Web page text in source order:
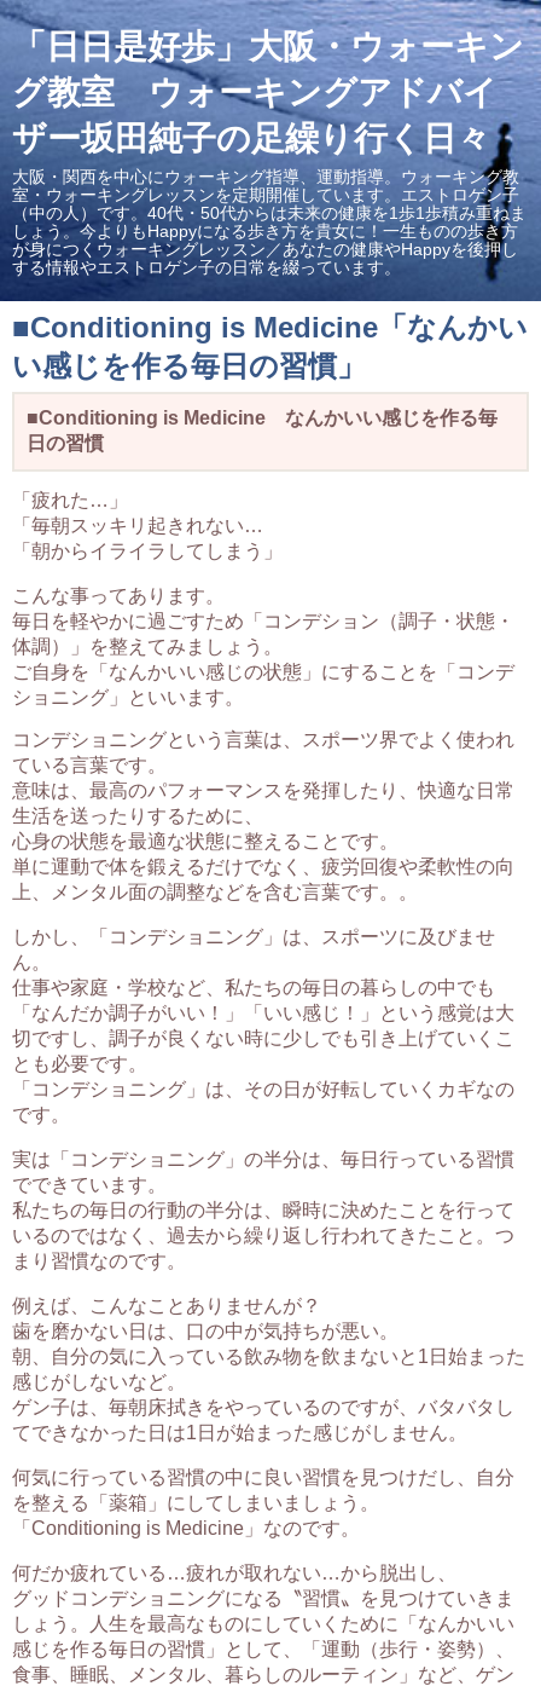
「日日是好歩」大阪・ウォーキン
グ教室 ウォーキングアドバイ
ザー坂田純子の足繰り行く日々
大阪・関西を中心にウォーキング指導、運動指導。ウォーキング教
室・ウォーキングレッスンを定期開催しています。エストロゲン子
（中の人）です。40代・50代からは未来の健康を1歩1歩積み重ねま
しょう。今よりもHappyになる歩き方を貴女に！一生ものの歩き方
が身につくウォーキングレッスン／あなたの健康やHappyを後押し
する情報やエストロゲン子の日常を綴っています。
■Conditioning is Medicine「なんかい
い感じを作る毎日の習慣」
■Conditioning is Medicine なんかいい感じを作る毎
日の習慣
「疲れた…」
「毎朝スッキリ起きれない…
「朝からイライラしてしまう」
こんな事ってあります。
毎日を軽やかに過ごすため「コンデション（調子・状態・
体調）」を整えてみましょう。
ご自身を「なんかいい感じの状態」にすることを「コンデ
ショニング」といいます。
コンデショニングという言葉は、スポーツ界でよく使われ
ている言葉です。
意味は、最高のパフォーマンスを発揮したり、快適な日常
生活を送ったりするために、
心身の状態を最適な状態に整えることです。
単に運動で体を鍛えるだけでなく、疲労回復や柔軟性の向
上、メンタル面の調整などを含む言葉です。。
しかし、「コンデショニング」は、スポーツに及びませ
ん。
仕事や家庭・学校など、私たちの毎日の暮らしの中でも
「なんだか調子がいい！」「いい感じ！」という感覚は大
切ですし、調子が良くない時に少しでも引き上げていくこ
とも必要です。
「コンデショニング」は、その日が好転していくカギなの
です。
実は「コンデショニング」の半分は、毎日行っている習慣
でできています。
私たちの毎日の行動の半分は、瞬時に決めたことを行って
いるのではなく、過去から繰り返し行われてきたこと。つ
まり習慣なのです。
例えば、こんなことありませんが？
歯を磨かない日は、口の中が気持ちが悪い。
朝、自分の気に入っている飲み物を飲まないと1日始まった
感じがしないなど。
ゲン子は、毎朝床拭きをやっているのですが、バタバタし
てできなかった日は1日が始まった感じがしません。
何気に行っている習慣の中に良い習慣を見つけだし、自分
を整える「薬箱」にしてしまいましょう。
「Conditioning is Medicine」なのです。
何だか疲れている…疲れが取れない…から脱出し、
グッドコンデショニングになる〝習慣〟を見つけていきま
しょう。人生を最高なものにしていくために「なんかいい
感じを作る毎日の習慣」として、「運動（歩行・姿勢）、
食事、睡眠、メンタル、暮らしのルーティン」など、ゲン